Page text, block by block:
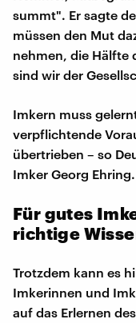
summt". Er sagte
müssen den Mut
nehmen, die Hälfte
sind wir der
Imkern muss
verpflichtende
übertrieben – so
Imker Georg Ehring.
Für gutes
richtige
Trotzdem kann es
Imkerinnen und
auf das Erlernen